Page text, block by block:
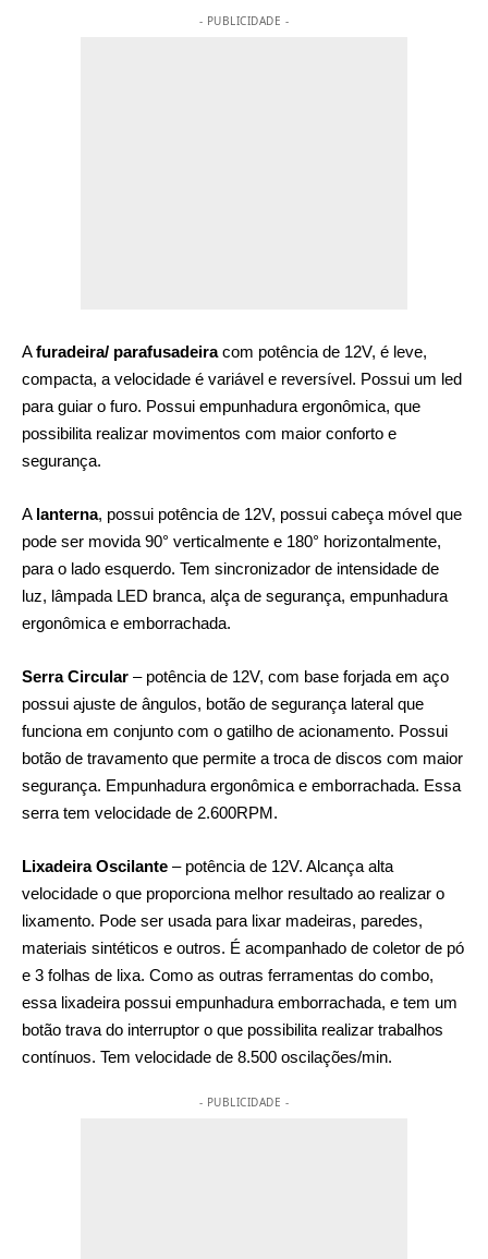
- PUBLICIDADE -
Afuradeira/ parafusadeiracom potência de 12V, é leve,
compacta, a velocidade é variável e reversível. Possui um led
para guiar o furo. Possui empunhadura ergonômica, que
possibilita realizar movimentos com maior conforto e
segurança.
A lanterna, possui potência de 12V, possui cabeça móvel que
pode ser movida 90° verticalmente e 180° horizontalmente,
para o lado esquerdo. Tem sincronizador de intensidade de
luz, lâmpada LED branca, alça de segurança, empunhadura
ergonômica e emborrachada.
Serra Circular – potência de 12V, com base forjada em aço
possui ajuste de ângulos, botão de segurança lateral que
funciona em conjunto com o gatilho de acionamento. Possui
botão de travamento que permite a troca de discos com maior
segurança. Empunhadura ergonômica e emborrachada. Essa
serra tem velocidade de 2.600RPM.
Lixadeira Oscilante – potência de 12V. Alcança alta
velocidade o que proporciona melhor resultado ao realizar o
lixamento. Pode ser usada para lixar madeiras, paredes,
materiais sintéticos e outros. É acompanhado de coletor de pó
e 3 folhas de lixa. Como as outras ferramentas do combo,
essa lixadeira possui empunhadura emborrachada, e tem um
botão trava do interruptor o que possibilita realizar trabalhos
contínuos. Tem velocidade de 8.500 oscilações/min.
- PUBLICIDADE -